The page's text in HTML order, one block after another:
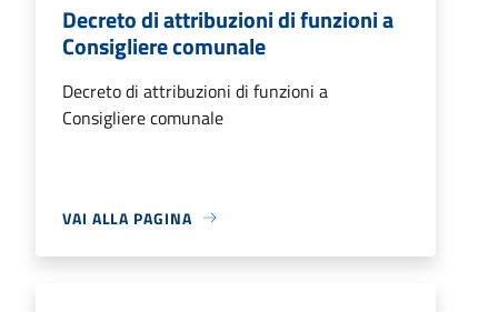
Decreto di attribuzioni di funzioni a
Consigliere comunale
Decreto di attribuzioni di funzioni a
Consigliere comunale
VAI ALLA PAGINA